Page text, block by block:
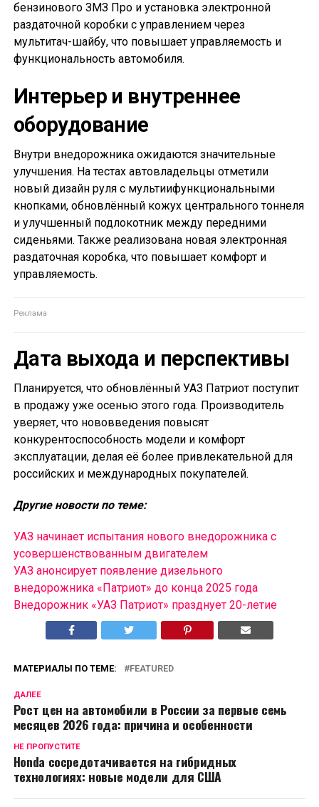
бензинового ЗМЗ Про и установка электронной
раздаточной коробки с управлением через
мультитач-шайбу, что повышает управляемость и
функциональность автомобиля.
Интерьер и внутреннее
оборудование
Внутри внедорожника ожидаются значительные
улучшения. На тестах автовладельцы отметили
новый дизайн руля с мультиифункциональными
кнопками, обновлённый кожух центрального тоннеля
и улучшенный подлокотник между передними
сиденьями. Также реализована новая электронная
раздаточная коробка, что повышает комфорт и
управляемость.
Дата выхода и перспективы
Планируется, что обновлённый УАЗ Патриот поступит
в продажу уже осенью этого года. Производитель
уверяет, что нововведения повысят
конкурентоспособность модели и комфорт
эксплуатации, делая её более привлекательной для
российских и международных покупателей.
Другие новости по теме:
УАЗ начинает испытания нового внедорожника с
усовершенствованным двигателем
УАЗ анонсирует появление дизельного
внедорожника «Патриот» до конца 2025 года
Внедорожник «УАЗ Патриот» празднует 20-летие
МАТЕРИАЛЫ ПО ТЕМЕ: FEATURED
ДАЛЕЕ
Рост цен на автомобили в России за первые семь
месяцев 2026 года: причина и особенности
НЕ ПРОПУСТИТЕ
Honda сосредотачивается на гибридных
технологиях: новые модели для США